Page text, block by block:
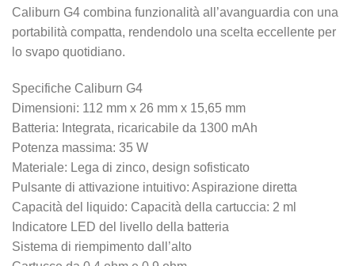
Caliburn G4 combina funzionalità all’avanguardia con una
portabilità compatta, rendendolo una scelta eccellente per
lo svapo quotidiano.
Specifiche Caliburn G4
Dimensioni: 112 mm x 26 mm x 15,65 mm
Batteria: Integrata, ricaricabile da 1300 mAh
Potenza massima: 35 W
Materiale: Lega di zinco, design sofisticato
Pulsante di attivazione intuitivo: Aspirazione diretta
Capacità del liquido: Capacità della cartuccia: 2 ml
Indicatore LED del livello della batteria
Sistema di riempimento dall’alto